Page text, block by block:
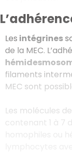
Les intégrines
de la MEC.
filaments
MEC sont
Les molécules
contenant 1 à 7